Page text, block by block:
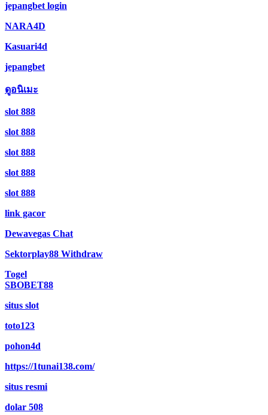
jepangbet login
NARA4D
Kasuari4d
jepangbet
ดูอนิเมะ
slot 888
slot 888
slot 888
slot 888
slot 888
link gacor
Dewavegas Chat
Sektorplay88 Withdraw
Togel
SBOBET88
situs slot
toto123
pohon4d
https://1tunai138.com/
situs resmi
dolar 508